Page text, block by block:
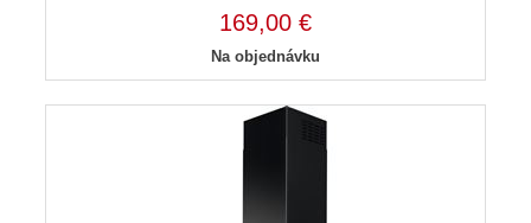
169,00 €
Na objednávku